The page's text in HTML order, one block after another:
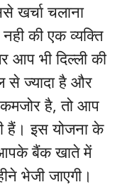
खर्चा चलाना
की एक व्यक्ति
आप भी दिल्ली की
से ज्यादा है और
है, तो आप
हैं। इस योजना के
बैंक खाते में
भेजी जाएगी।